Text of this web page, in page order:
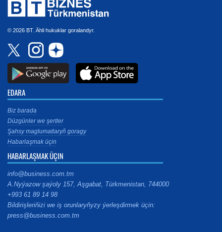
© 2026 BT. Ähli hukuklar goralandyr.
EDARA
Biz barada
Düzgünler we şertler
Şahsy maglumatlaryň goragy
Habarlaşmak üçin
HABARLAŞMAK ÜÇIN
info@business.com.tm
A.Nyýazow şaýoly 157, Aşgabat, Türkmenistan, 744000
+993 61 89 14 98
Bildirişleriňizi we iş orunlaryňyzy ýerleşdirmek üçin:
press@business.com.tm